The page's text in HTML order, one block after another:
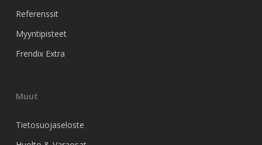
Referenssit
Myyntipisteet
Frendix Extra
Muut
Tietosuojaseloste